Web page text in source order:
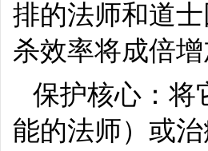
排的法师和道
杀效率将成倍增
保护核心：将
能的法师）或